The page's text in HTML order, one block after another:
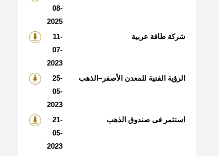
08-
2025
11-
07-
2023
شركة طاقة عربية
25-
05-
2023
الرؤية الفنية للمعدن الأصفر–الذهب
21-
05-
2023
استثمر فى صندوق الذهب